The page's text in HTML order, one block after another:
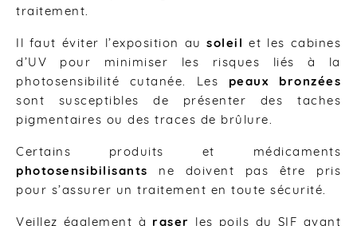
traitement.
Il faut éviter l’exposition ausoleil et les cabines
d’UV pour minimiser les risques liés à la
photosensibilité cutanée. Les peaux bronzées
sont susceptibles de présenter des taches
pigmentaires ou des traces de brûlure.
Certains produits et médicaments
photosensibilisants ne doivent pas être pris
pour s’assurer un traitement en toute sécurité.
Veillez également à raser les poils du SIF avant